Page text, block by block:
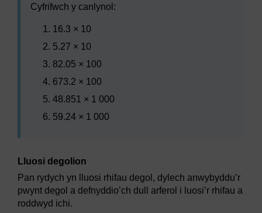
Cyfrifwch y canlynol:
16.3 × 10
5.27 × 10
82.05 × 100
673.2 × 100
48.851 × 1 000
59.24 × 1 000
Lluosi degolion
Pan rydych yn lluosi rhifau degol, dylech anwybyddu’r
pwynt degol a defnyddio’ch dull arferol i luosi’r rhifau a
roddwyd ichi.